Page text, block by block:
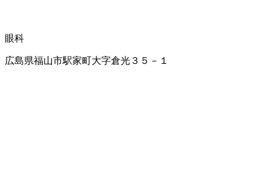
眼科
広島県福山市駅家町大字倉光３５－１